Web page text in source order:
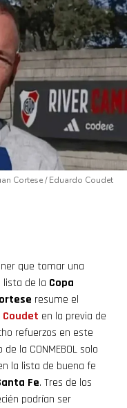
Cortese / Eduardo Coudet
que tomar una
lista de la Copa
resume el
Coudet en la previa de
refuerzos en este
la CONMEBOL solo
la lista de buena fe
Fe. Tres de los
podrían ser